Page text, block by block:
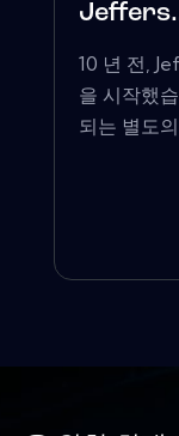
10 년 전,
을 시작했
되는 별도